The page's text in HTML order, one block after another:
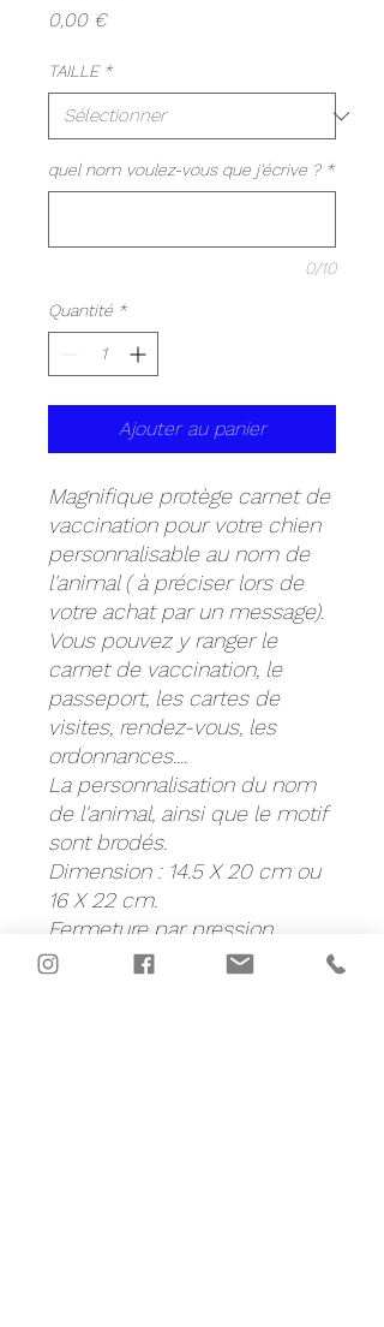
0,00 €Prix
TAILLE *
quel nom voulez-vous que j'écrive ? *
0/10
Quantité *
Ajouter au panier
Magnifique protège carnet de
vaccination pour votre chien
personnalisable au nom de
l'animal ( à préciser lors de
votre achat par un message).
Vous pouvez y ranger le
carnet de vaccination, le
passeport, les cartes de
visites, rendez-vous, les
ordonnances....
La personnalisation du nom
de l'animal, ainsi que le motif
sont brodés.
Dimension : 14.5 X 20 cm ou
16 X 22 cm.
Fermeture par pression.
A l'intérieur, 2 pochettes, une